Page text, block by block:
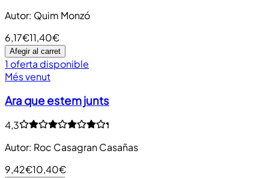
Autor: Quim Monzó
6,17€11,40€
Afegir al carret
1 oferta disponible
Més venut
Ara que estem junts
4,3
Autor: Roc Casagran Casañas
9,42€10,40€